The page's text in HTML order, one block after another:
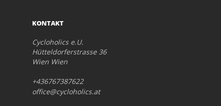
KONTAKT
Cycloholics e.U.
Hütteldorferstrasse 36
Wien Wien
+436767387622
office@cycloholics.at